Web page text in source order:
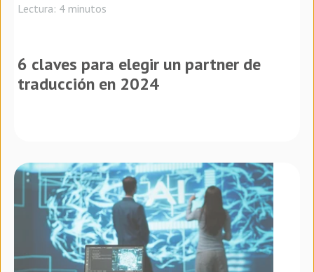
Lectura: 4 minutos
6 claves para elegir un partner de
traducción en 2024